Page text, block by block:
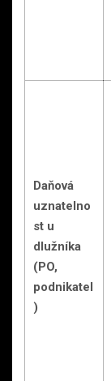
Daňová
uznatelno
st u
dlužníka
(PO,
podnikatel
)